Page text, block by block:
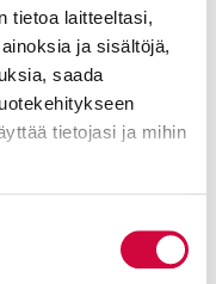
tietoa laitteeltasi,
ja sisältöjä,
saada
tietojasi ja mihin
. Voit muuttaa
050 566 1567
ja nuorten
on antanut